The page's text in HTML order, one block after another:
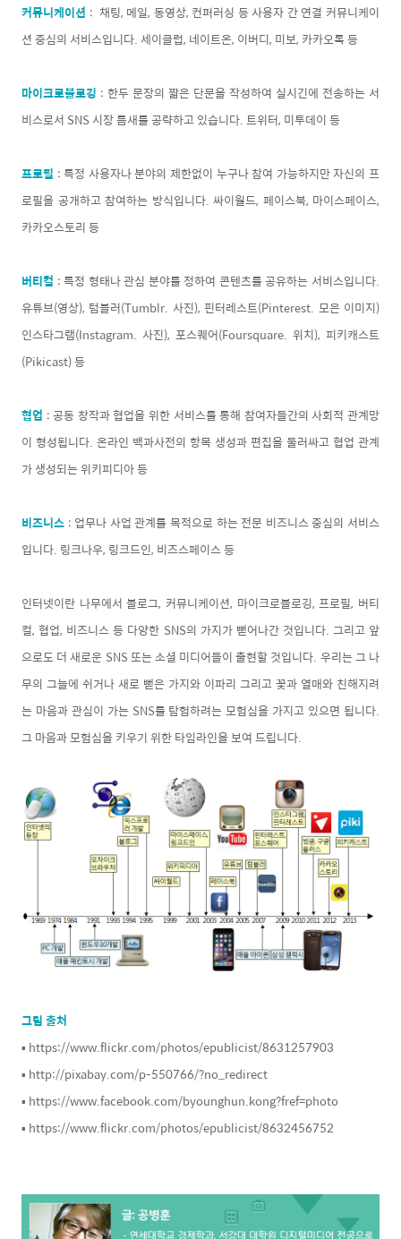
커뮤니케이션 : 채팅, 메일, 동영상, 컨퍼러싱 등 사용자 간 연결 커뮤니케이
션 중심의 서비스입니다. 세이클럽, 네이트온, 이버디, 미보, 카카오톡 등
마이크로블로깅 : 한두 문장의 짧은 단문을 작성하여 실시긴에 전송하는 서
비스로서 SNS 시장 틈새를 공략하고 있습니다. 트위터, 미투데이 등
프로필 : 특정 사용자나 분야의 제한없이 누구나 참여 가능하지만 자신의 프
로필을 공개하고 참여하는 방식입니다. 싸이월드, 페이스북, 마이스페이스,
카카오스토리 등
버티컬 : 특정 형태나 관심 분야를 정하여 콘텐츠를 공유하는 서비스입니다.
유튜브(영상), 텀블러(Tumblr. 사진), 핀터레스트(Pinterest. 모은 이미지)
인스타그램(Instagram. 사진), 포스퀘어(Foursquare. 위치), 피키캐스트
(Pikicast) 등
협업 : 공동 창작과 협업을 위한 서비스를 통해 참여자들간의 사회적 관계망
이 형성됩니다. 온라인 백과사전의 항목 생성과 편집을 둘러싸고 협업 관계
가 생성되는 위키피디아 등
비즈니스 : 업무나 사업 관계를 목적으로 하는 전문 비즈니스 중심의 서비스
입니다. 링크나우, 링크드인, 비즈스페이스 등
인터넷이란 나무에서 블로그, 커뮤니케이션, 마이크로블로깅, 프로필, 버티
컬, 협업, 비즈니스 등 다양한 SNS의 가지가 뻗어나간 것입니다. 그리고 앞
으로도 더 새로운 SNS 또는 소셜 미디어들이 출현할 것입니다. 우리는 그 나
무의 그늘에 쉬거나 새로 뻗은 가지와 이파리 그리고 꽃과 열매와 친해지려
는 마음과 관심이 가는 SNS를 탐험하려는 모험심을 가지고 있으면 됩니다.
그 마음과 모험심을 키우기 위한 타임라인을 보여 드립니다.
그림 출처
▪ https://www.flickr.com/photos/epublicist/8631257903
▪ http://pixabay.com/p-550766/?no_redirect
▪ https://www.facebook.com/byounghun.kong?fref=photo
▪ https://www.flickr.com/photos/epublicist/8632456752